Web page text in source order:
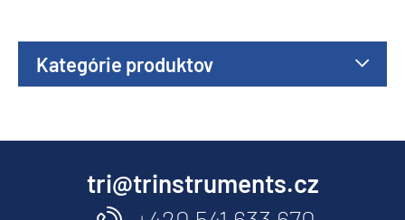
Kategórie produktov
tri@trinstruments.cz